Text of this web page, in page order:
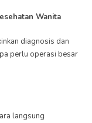
Wanita
diagnosis dan
perlu operasi besar
langsung